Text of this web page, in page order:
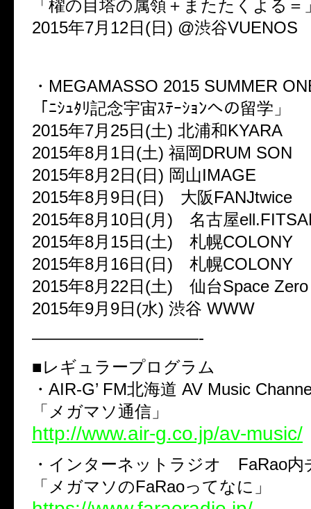
「櫂の目塔の属領＋またたくよる＝
2015年7月12日(日) @渋谷VUENOS
・MEGAMASSO 2015 SUMMER
「ﾆｼｭﾀﾘ記念宇宙ｽﾃｰｼｮﾝへの留学」
2015年7月25日(土) 北浦和KYARA
2015年8月1日(土) 福岡DRUM SON
2015年8月2日(日) 岡山IMAGE
2015年8月9日(日) 大阪FANJtwice
2015年8月10日(月) 名古屋
2015年8月15日(土) 札幌COLONY
2015年8月16日(日) 札幌COLONY
2015年8月22日(土) 仙台Space Zero
2015年9月9日(水) 渋谷 WWW
——————————-
■レギュラープログラム
・AIR-G’ FM北海道 AV Music
「メガマソ通信」
http://www.air-g.co.jp/av-music/
・インターネットラジオ FaRao内
「メガマソのFaRaoってなに」